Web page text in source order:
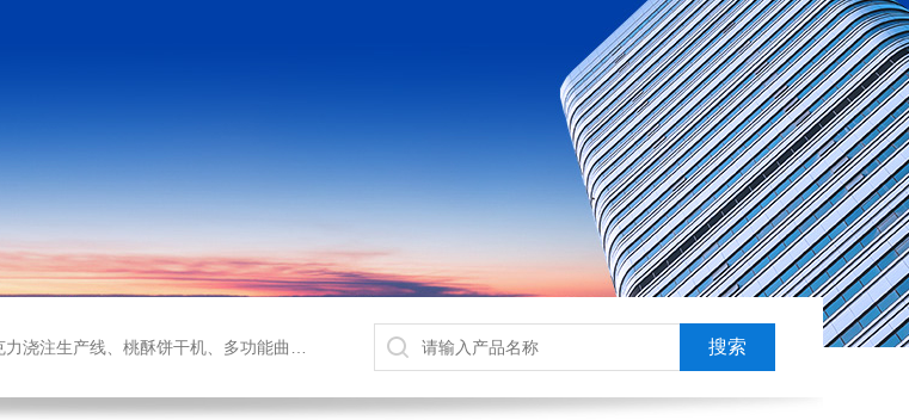
、压缩饼干机、小型糖果浇注机、威化机、隧道链条炉、钢带烤炉等食品机械，欢迎您咨询选购！